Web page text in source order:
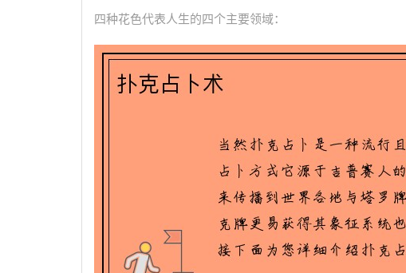
四种花色代表人生的四个主要领域：